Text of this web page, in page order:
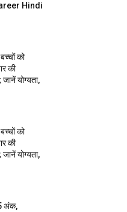
Hindi
को
की
योग्यता,
को
की
योग्यता,
अंक,